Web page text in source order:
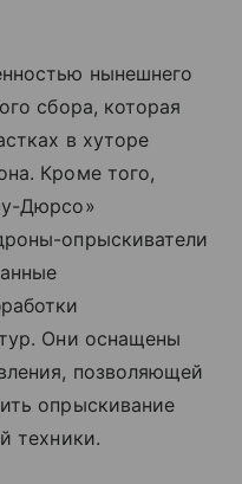
нынешнего
сбора, которая
в хуторе
Кроме того,
Дюрсо»
опрыскиватели
Они оснащены
позволяющей
опрыскивание
техники.